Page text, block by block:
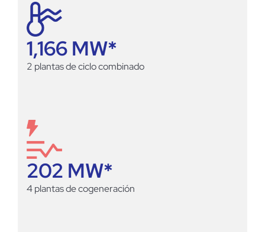
2 plantas de ciclo combinado
1,166 MW*
4 plantas de cogeneración
202 MW*